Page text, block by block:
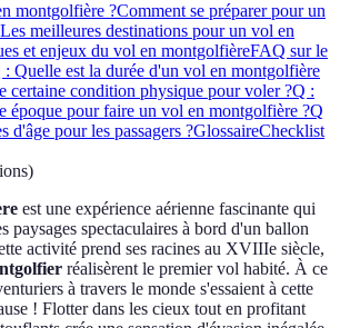
montgolfière ?Comment se préparer pour un
Les meilleures destinations pour un vol en
et enjeux du vol en montgolfièreFAQ sur le
: Quelle est la durée d'un vol en montgolfière
certaine condition physique pour voler ?Q :
époque pour faire un vol en montgolfière ?Q
d'âge pour les passagers ?GlossaireChecklist
)
est une expérience aérienne fascinante qui
paysages spectaculaires à bord d'un ballon
activité prend ses racines au XVIIIe siècle,
réalisèrent le premier vol habité. À ce
à travers le monde s'essaient à cette
! Flotter dans les cieux tout en profitant